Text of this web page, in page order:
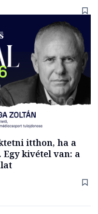
itthon, ha a
kivétel van: a